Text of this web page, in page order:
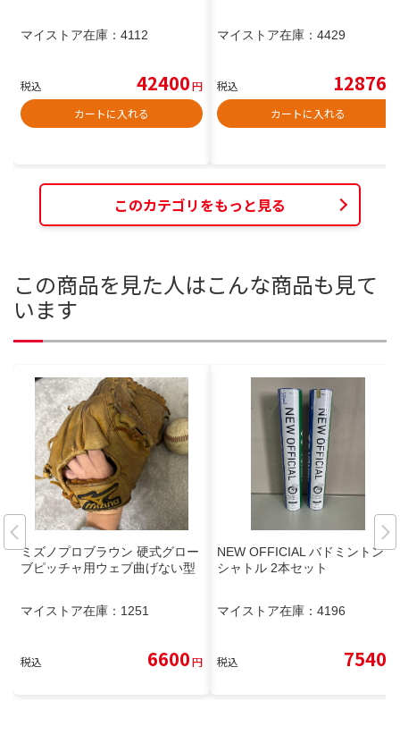
マイストア在庫： 4112
税込 42400円
カートに入れる
マイストア在庫： 4429
税込 12876
カートに入れる
このカテゴリをもっと見る
この商品を見た人はこんな商品も見て
います
ミズノプロブラウン 硬式グロー
ブピッチャ用ウェブ曲げない型
マイストア在庫： 1251
税込 6600円
NEW OFFICIAL バドミントン
シャトル 2本セット
マイストア在庫： 4196
税込 7540